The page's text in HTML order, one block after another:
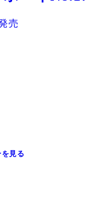
売
見る